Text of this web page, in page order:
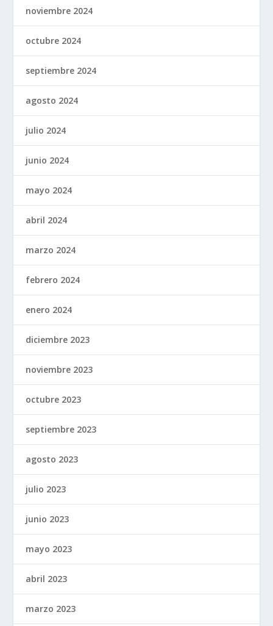
noviembre 2024
octubre 2024
septiembre 2024
agosto 2024
julio 2024
junio 2024
mayo 2024
abril 2024
marzo 2024
febrero 2024
enero 2024
diciembre 2023
noviembre 2023
octubre 2023
septiembre 2023
agosto 2023
julio 2023
junio 2023
mayo 2023
abril 2023
marzo 2023